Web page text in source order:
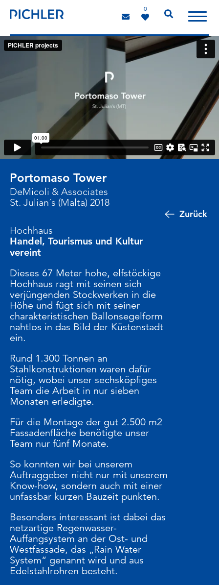
0
Zurück
Portomaso Tower
DeMicoli & Associates
St. Julian´s (Malta) 2018
Hochhaus
Handel, Tourismus und Kultur
vereint
Dieses 67 Meter hohe, elfstöckige
Hochhaus ragt mit seinen sich
verjüngenden Stockwerken in die
Höhe und fügt sich mit seiner
charakteristischen Ballonsegelform
nahtlos in das Bild der Küstenstadt
ein.
Rund 1.300 Tonnen an
Stahlkonstruktionen waren dafür
nötig, wobei unser sechsköpfiges
Team die Arbeit in nur sieben
Monaten erledigte.
Für die Montage der gut 2.500 m2
Fassadenfläche benötigte unser
Team nur fünf Monate.
So konnten wir bei unserem
Auftraggeber nicht nur mit unserem
Know-how, sondern auch mit einer
unfassbar kurzen Bauzeit punkten.
Besonders interessant ist dabei das
netzartige Regenwasser-
Auffangsystem an der Ost- und
Westfassade, das „Rain Water
System“ genannt wird und aus
Edelstahlrohren besteht.